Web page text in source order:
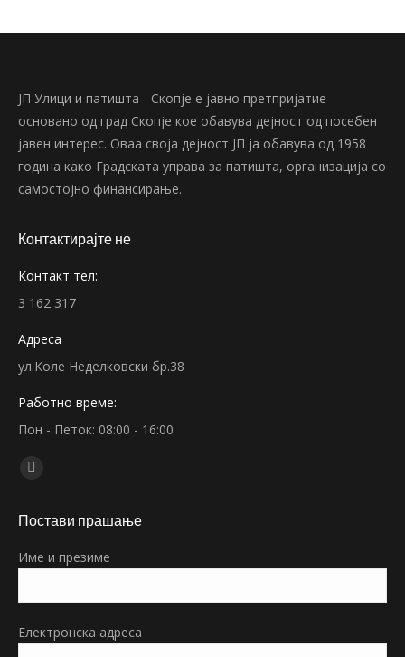
ЈП Улици и патишта - Скопје е јавно претпријатие
основано од град Скопје кое обавува дејност од посебен
јавен интерес. Оваа своја дејност ЈП ја обавува од 1958
година како Градската управа за патишта, организација со
самостојно финансирање.
Контактирајте не
Контакт тел:
3 162 317
Адреса
ул.Коле Неделковски бр.38
Работно време:
Пон - Петок: 08:00 - 16:00
Find us on:
opens
new
Постави прашање
Име и презиме
Електронска адреса